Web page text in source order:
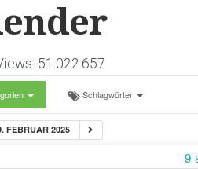
51.022.657
Schlagwörter
FEBRUAR 2025
9